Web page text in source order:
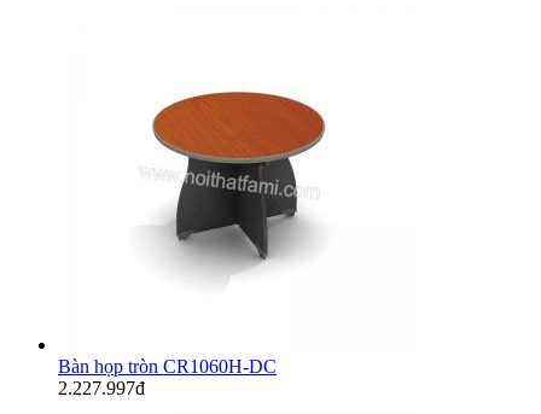
Bàn họp tròn CR1060H-DC
2.227.997đ